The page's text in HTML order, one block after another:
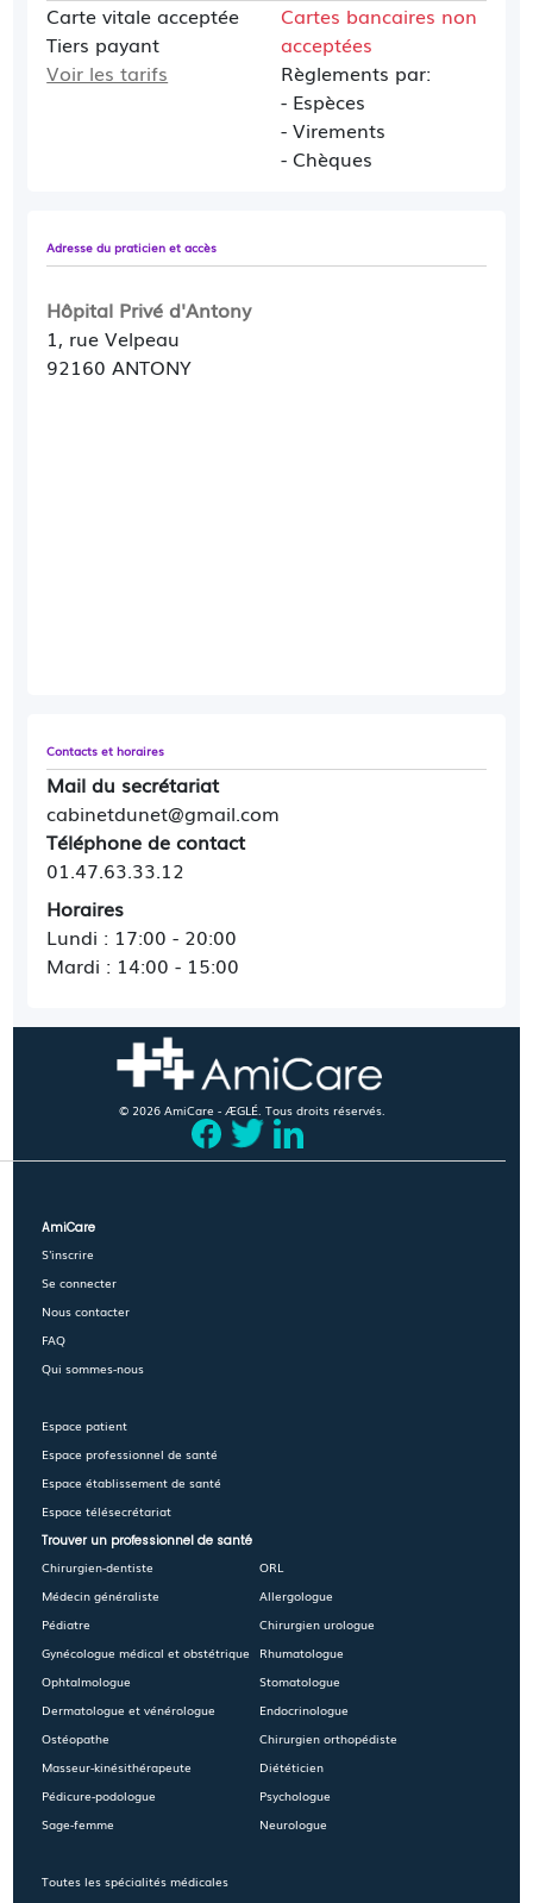
Carte vitale acceptée
Tiers payant
Voir les tarifs
Cartes bancaires non
acceptées
Règlements par:
- Espèces
- Virements
- Chèques
Adresse du praticien et accès
Hôpital Privé d'Antony
1, rue Velpeau
92160 ANTONY
Contacts et horaires
Mail du secrétariat
cabinetdunet@gmail.com
Téléphone de contact
01.47.63.33.12
Horaires
Lundi : 17:00 - 20:00
Mardi : 14:00 - 15:00
© 2026 AmiCare - ÆGLÉ. Tous droits réservés.
AmiCare
S'inscrire
Se connecter
Nous contacter
FAQ
Qui sommes-nous
Espace patient
Espace professionnel de santé
Espace établissement de santé
Espace télésecrétariat
Trouver un professionnel de santé
Chirurgien-dentiste
Médecin généraliste
Pédiatre
Gynécologue médical et obstétrique
Ophtalmologue
Dermatologue et vénérologue
Ostéopathe
Masseur-kinésithérapeute
Pédicure-podologue
Sage-femme
Toutes les spécialités médicales
ORL
Allergologue
Chirurgien urologue
Rhumatologue
Stomatologue
Endocrinologue
Chirurgien orthopédiste
Diététicien
Psychologue
Neurologue